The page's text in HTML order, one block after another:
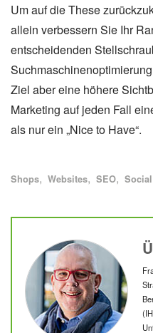
Um auf die These
allein verbessern Sie Ihr
entscheidenden
Ziel aber eine höhere
Marketing auf jeden Fall
als nur ein „Nice to Have“.
Schlagworte
Alle Blogartikel mit dem
Shops " anzeigen
Alle Blogartikel mit
Websites " anzeigen
Alle
SEO "Alle